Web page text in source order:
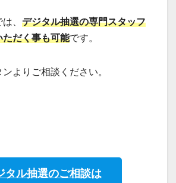
、 デジタル抽選の専門スタッフ
だく事も可能です。
よりご相談ください。
タル抽選のご相談は